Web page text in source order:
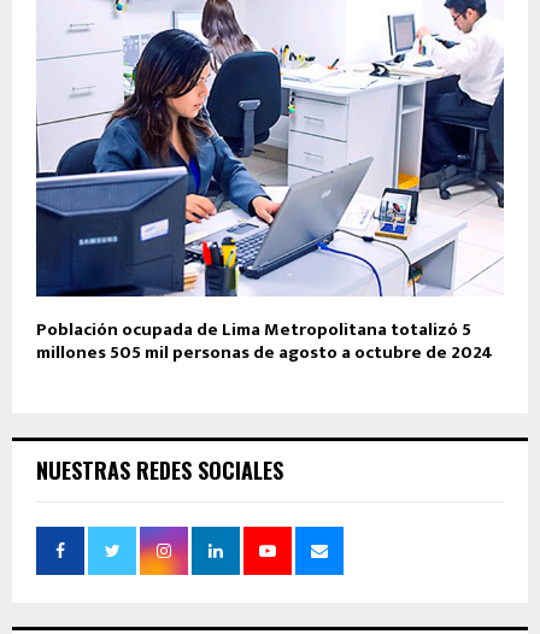
Población ocupada de Lima Metropolitana totalizó 5
millones 505 mil personas de agosto a octubre de 2024
NUESTRAS REDES SOCIALES